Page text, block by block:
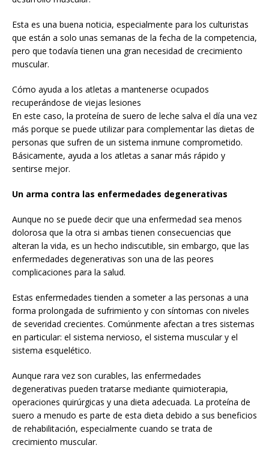
Esta es una buena noticia, especialmente para los culturistas
que están a solo unas semanas de la fecha de la competencia,
pero que todavía tienen una gran necesidad de crecimiento
muscular.
Cómo ayuda a los atletas a mantenerse ocupados
recuperándose de viejas lesiones
En este caso, la proteína de suero de leche salva el día una vez
más porque se puede utilizar para complementar las dietas de
personas que sufren de un sistema inmune comprometido.
Básicamente, ayuda a los atletas a sanar más rápido y
sentirse mejor.
Un arma contra las enfermedades degenerativas
Aunque no se puede decir que una enfermedad sea menos
dolorosa que la otra si ambas tienen consecuencias que
alteran la vida, es un hecho indiscutible, sin embargo, que las
enfermedades degenerativas son una de las peores
complicaciones para la salud.
Estas enfermedades tienden a someter a las personas a una
forma prolongada de sufrimiento y con síntomas con niveles
de severidad crecientes. Comúnmente afectan a tres sistemas
en particular: el sistema nervioso, el sistema muscular y el
sistema esquelético.
Aunque rara vez son curables, las enfermedades
degenerativas pueden tratarse mediante quimioterapia,
operaciones quirúrgicas y una dieta adecuada. La proteína de
suero a menudo es parte de esta dieta debido a sus beneficios
de rehabilitación, especialmente cuando se trata de
crecimiento muscular.